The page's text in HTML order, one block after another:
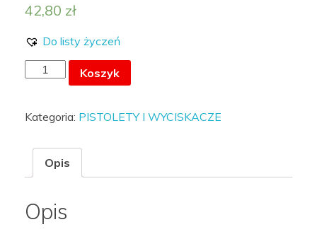
42,80 zł
Do listy życzeń
ilość
VERKATTO
WYCISKACZ
MAS
ALUMINIOWYCH
Koszyk
Kategoria: PISTOLETY I WYCISKACZE
Opis
Opis